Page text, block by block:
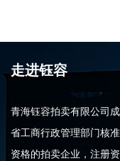
走进钰容
青海钰容拍卖有限公司
省工商行政管理部门核
资格的拍卖企业，注册